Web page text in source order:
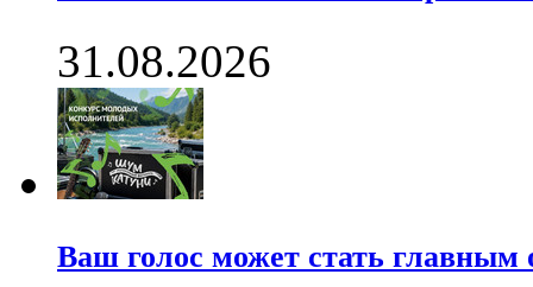
31.08.2026
Ваш голос может стать